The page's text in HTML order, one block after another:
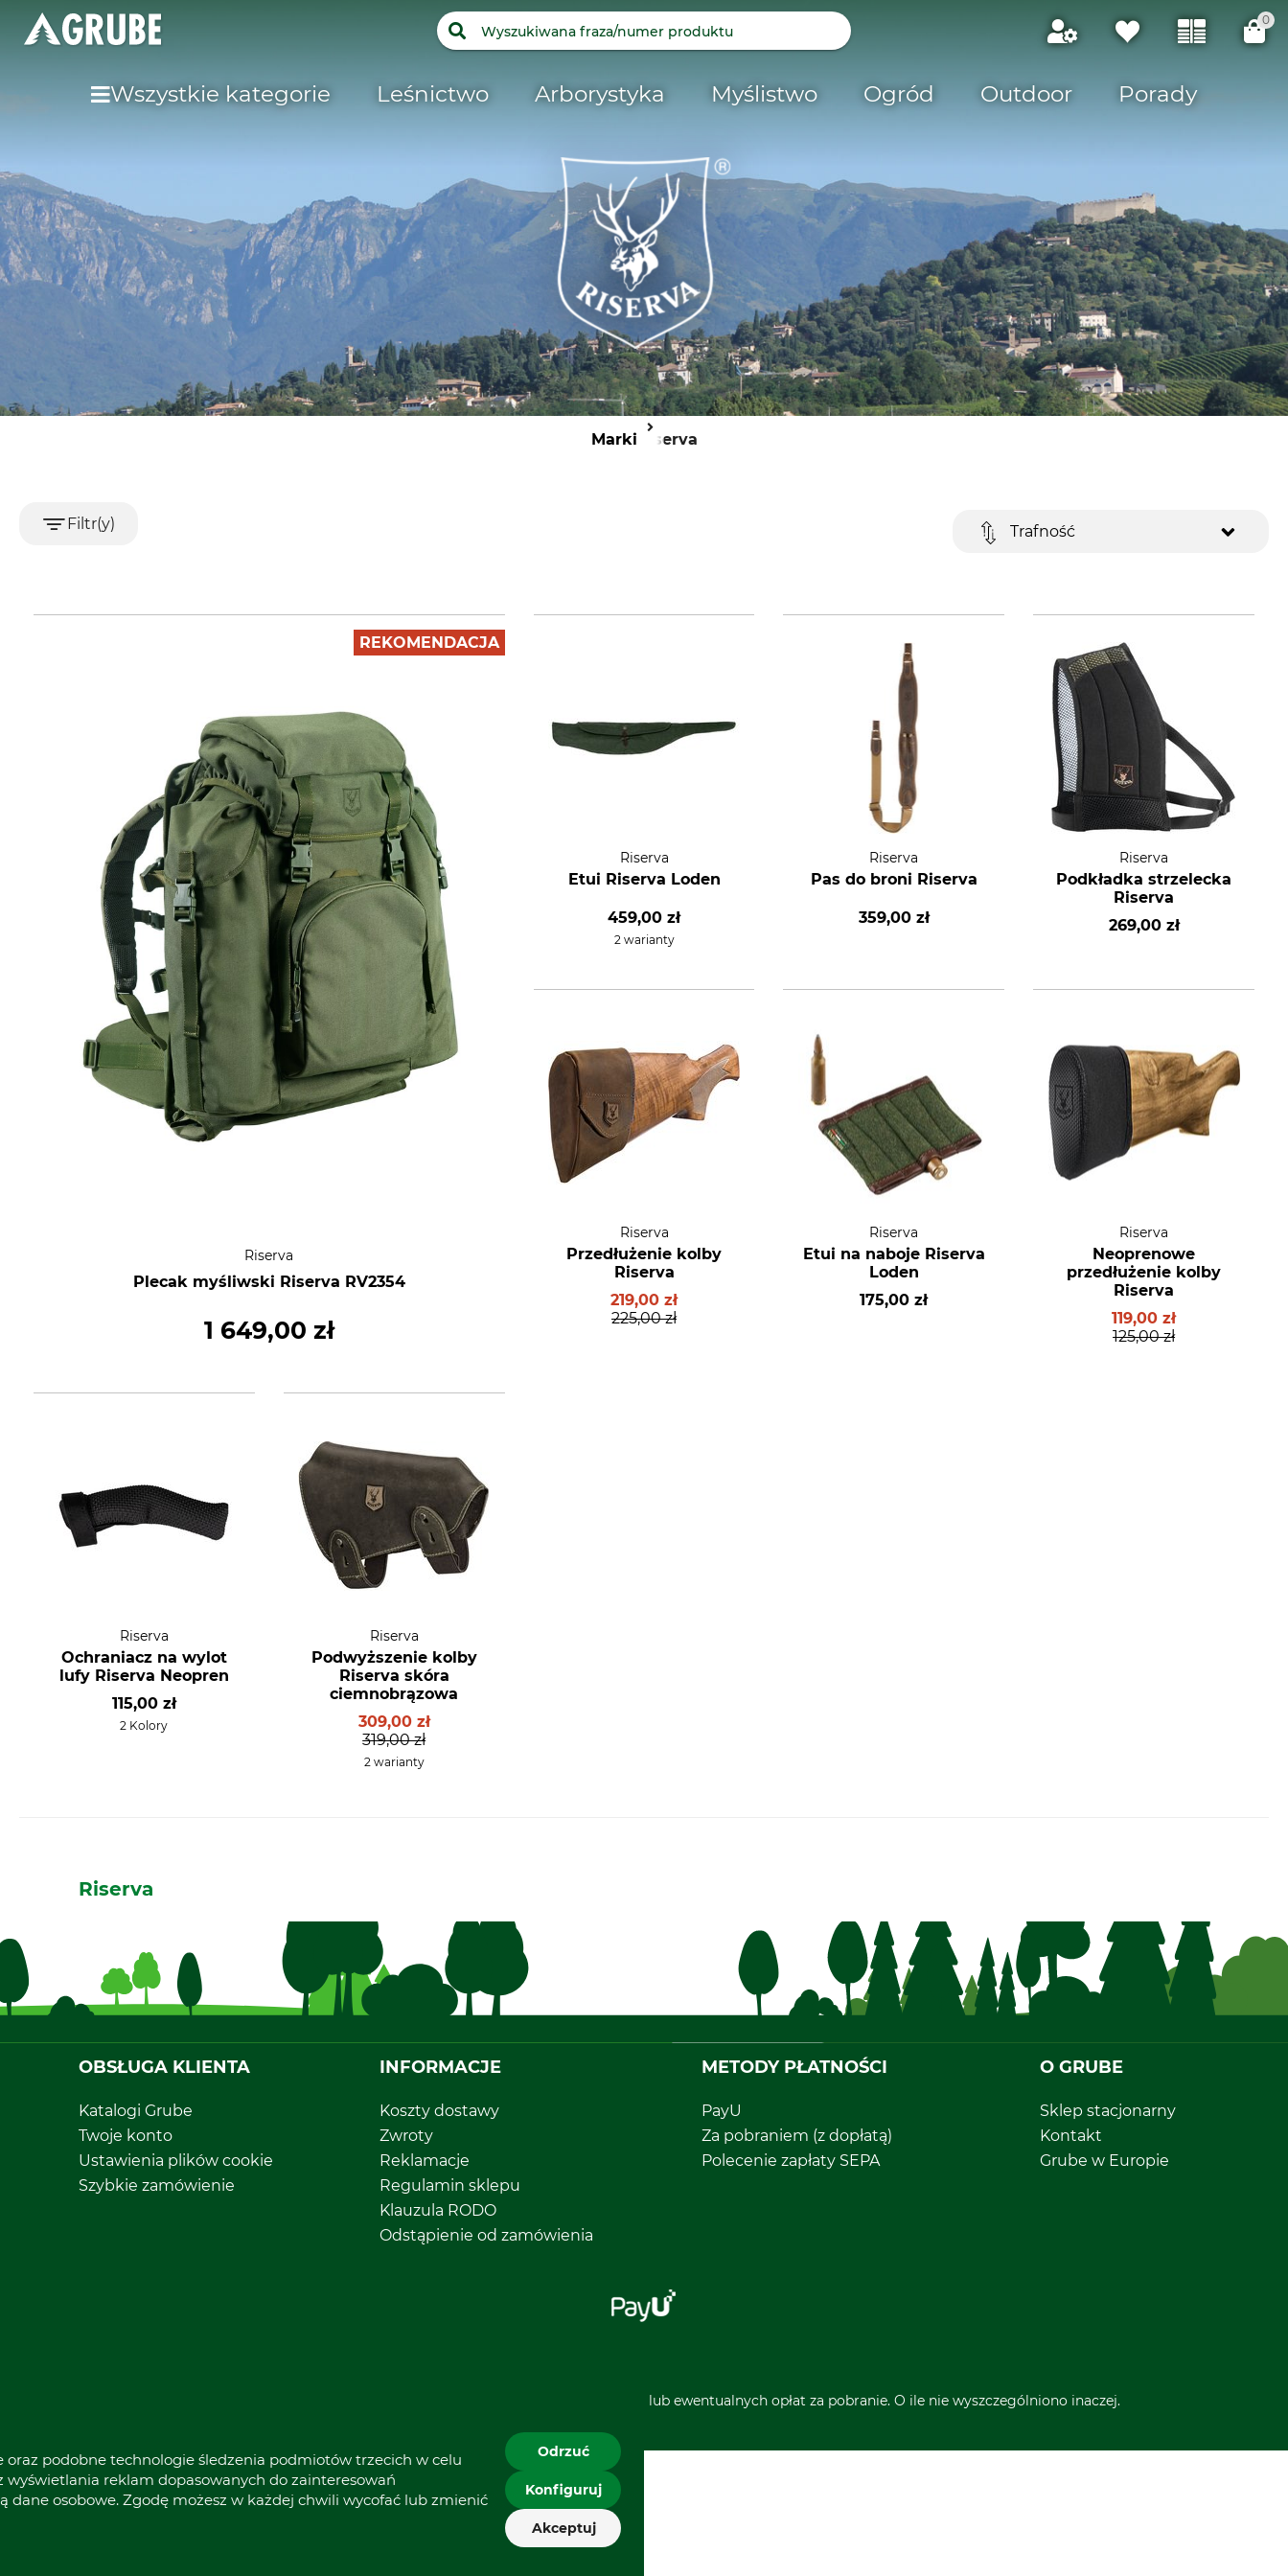
0
Wszystkie kategorie Leśnictwo Arborystyka Myślistwo Ogród Outdoor Porady
Marki Riserva
Filtr(y) Trafność
REKOMENDACJA
Riserva
Plecak myśliwski Riserva RV2354
1 649,00 zł
Riserva
Etui Riserva Loden
459,00 zł
2 warianty
Riserva
Pas do broni Riserva
359,00 zł
Riserva
Podkładka strzelecka
Riserva
269,00 zł
Riserva
Przedłużenie kolby
Riserva
219,00 zł
225,00 zł
Riserva
Etui na naboje Riserva
Loden
175,00 zł
Riserva
Neoprenowe
przedłużenie kolby
Riserva
119,00 zł
125,00 zł
Riserva
Ochraniacz na wylot
lufy Riserva Neopren
115,00 zł
2 Kolory
Riserva
Podwyższenie kolby
Riserva skóra
ciemnobrązowa
309,00 zł
319,00 zł
2 warianty
Riserva
OBSŁUGA KLIENTA
Katalogi Grube
Twoje konto
Ustawienia plików cookie
Szybkie zamówienie
INFORMACJE
Koszty dostawy
Zwroty
Reklamacje
Regulamin sklepu
Klauzula RODO
Odstąpienie od zamówienia
METODY PŁATNOŚCI
PayU
Za pobraniem (z dopłatą)
Polecenie zapłaty SEPA
O GRUBE
Sklep stacjonarny
Kontakt
Grube w Europie
* Wszystkie ceny zawierają podatek VAT i nie obejmują kosztów wysyłki lub ewentualnych opłat za pobranie. O ile nie wyszczególniono inaczej.
podobne technologie śledzenia podmiotów trzecich w celu
wyświetlania reklam dopasowanych do zainteresowań
dane osobowe. Zgodę możesz w każdej chwili wycofać lub zmienić
Odrzuć
Konfiguruj
Akceptuj